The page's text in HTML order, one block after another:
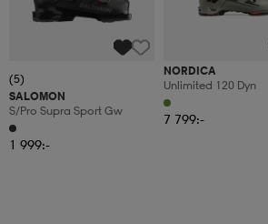
(5)
SALOMON
S/pro Supra Sport Gw
1 999:-
NORDICA
Unlimited 120 Dyn
7 799:-